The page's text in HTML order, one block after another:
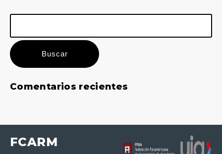
Buscar:
Comentarios recientes
FCARM